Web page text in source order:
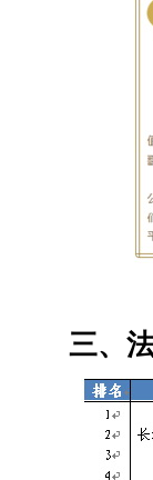
三、